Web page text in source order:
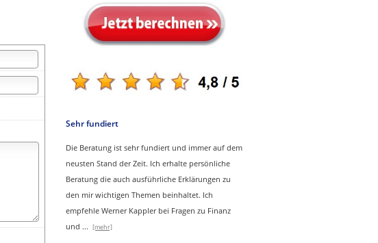
Sehr fundiert
Die Beratung ist sehr fundiert und immer auf dem
neusten Stand der Zeit. Ich erhalte persönliche
Beratung die auch ausführliche Erklärungen zu
den mir wichtigen Themen beinhaltet. Ich
empfehle Werner Kappler bei Fragen zu Finanz
und ... [mehr]